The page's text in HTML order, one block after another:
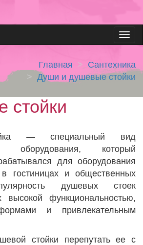
Главная
Сантехника
Души и душевые стойки
стойки
— специальный вид
оборудования, который
для оборудования
гостиницах и общественных
душевых стоек
высокой функциональностью,
и привлекательным
стойки перепутать ее с